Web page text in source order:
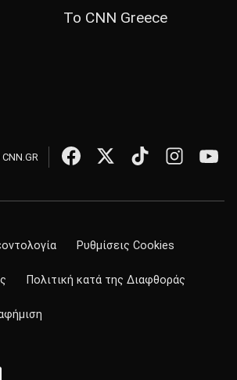
Το CNN Greece
Ρυθμίσεις Cookies
Πολιτική κατά της Διαφθοράς